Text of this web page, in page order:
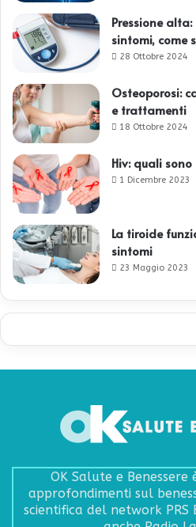
Pressione
sintomi, come
28 Ottobre 2024
Osteoporosi:
e trattamenti
18 Ottobre 2024
Hiv: quali
1 Dicembre 2023
La tiroide
sintomi
23 Maggio 2023
OK Salute e Benessere
approfondimenti sul
scientifica del network